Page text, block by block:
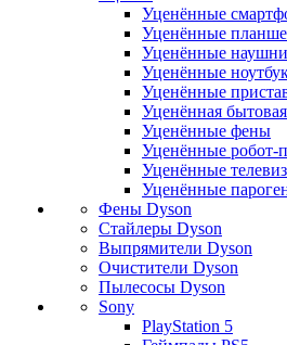
Уценённые
Уценённые
Уценённые
Уценённые
Уценённые
Уценённая
Уценённые фены
Уценённые робот-
Уценённые
Уценённые
Фены Dyson
Стайлеры Dyson
Выпрямители Dyson
Очистители Dyson
Пылесосы Dyson
Sony
PlayStation 5